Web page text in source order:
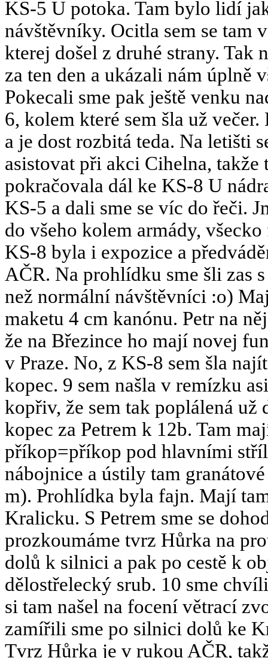
KS-5 U potoka. Tam bylo lidí
návštěvníky. Ocitla sem se tam
kterej došel z druhé strany.
za ten den a ukázali nám úplně
Pokecali sme pak ještě venku
6, kolem které sem šla už
a je dost rozbitá teda. Na letišti
asistovat při akci Cihelna,
pokračovala dál ke KS-8 U
KS-5 a dali sme se víc do řeči.
do všeho kolem armády,
KS-8 byla i expozice a
AČR. Na prohlídku sme šli zas
než normální návštěvníci :o)
maketu 4 cm kanónu. Petr na
že na Březince ho mají novej
v Praze. No, z KS-8 sem šla
kopec. 9 sem našla v remízku
kopřiv, že sem tak poplálená
kopec za Petrem k 12b. Tam
příkop=příkop pod hlavními
nábojnice a ústily tam
m). Prohlídka byla fajn. Mají
Kralicku. S Petrem sme se
prozkoumáme tvrz Hůrka na
dolů k silnici a pak po cestě k
dělostřelecký srub. 10 sme
si tam našel na focení větrací
zamířili sme po silnici dolů ke
Tvrz Hůrka je v rukou AČR,